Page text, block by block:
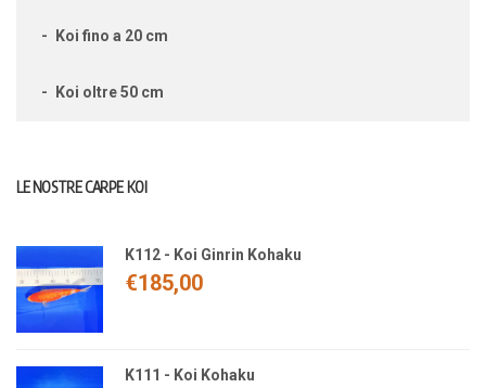
Koi fino a 20 cm
Koi oltre 50 cm
LE NOSTRE CARPE KOI
K112 - Koi Ginrin Kohaku
€185,00
K111 - Koi Kohaku